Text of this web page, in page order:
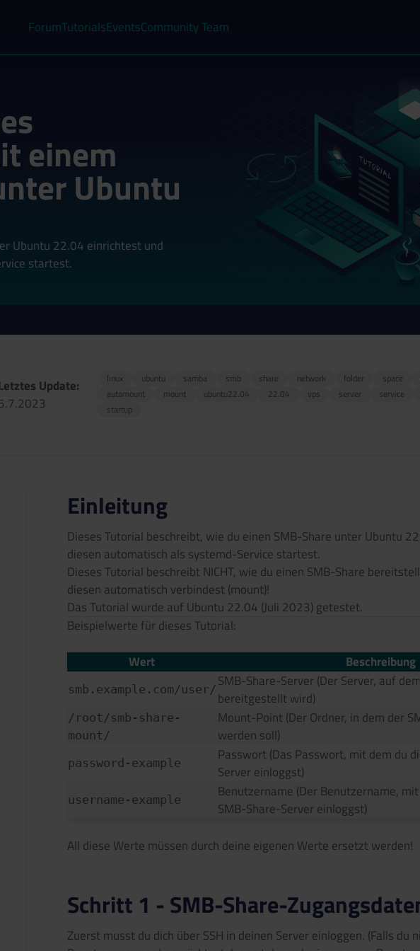
ForumTutorialsEventsCommunity Team
einem
Ubuntu
Ubuntu 22.04 einrichtest und
startest.
Update:
linux ubuntu samba smb share network folder space
automount
mount ubuntu22.04 22.04 vps server service
startup
Einleitung
Dieses Tutorial beschreibt, wie du einen SMB-Share unter Ubuntu
diesen automatisch als systemd-Service startest.
Dieses Tutorial beschreibt NICHT, wie du einen SMB-Share
diesen automatisch verbindest (mount)!
Das Tutorial wurde auf Ubuntu 22.04 (Juli 2023) getestet.
Beispielwerte für dieses Tutorial:
Wert
Beschreibung
smb.example.com/user/ SMB-Share-Server (Der Server, auf
bereitgestellt wird)
/root/smb-share-
mount/
Mount-Point (Der Ordner, in dem der
werden soll)
password-example
Passwort (Das Passwort, mit dem du
Server einloggst)
username-example
Benutzername (Der Benutzername,
SMB-Share-Server einloggst)
All diese Werte müssen durch deine eigenen Werte ersetzt werden!
Schritt 1 - SMB-Share-
Zuerst musst du dich über SSH in deinen Server einloggen. (Falls du